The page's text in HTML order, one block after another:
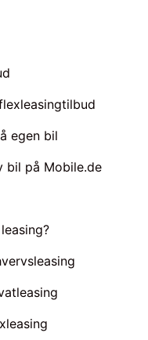
egen bil
bil på Mobile.de